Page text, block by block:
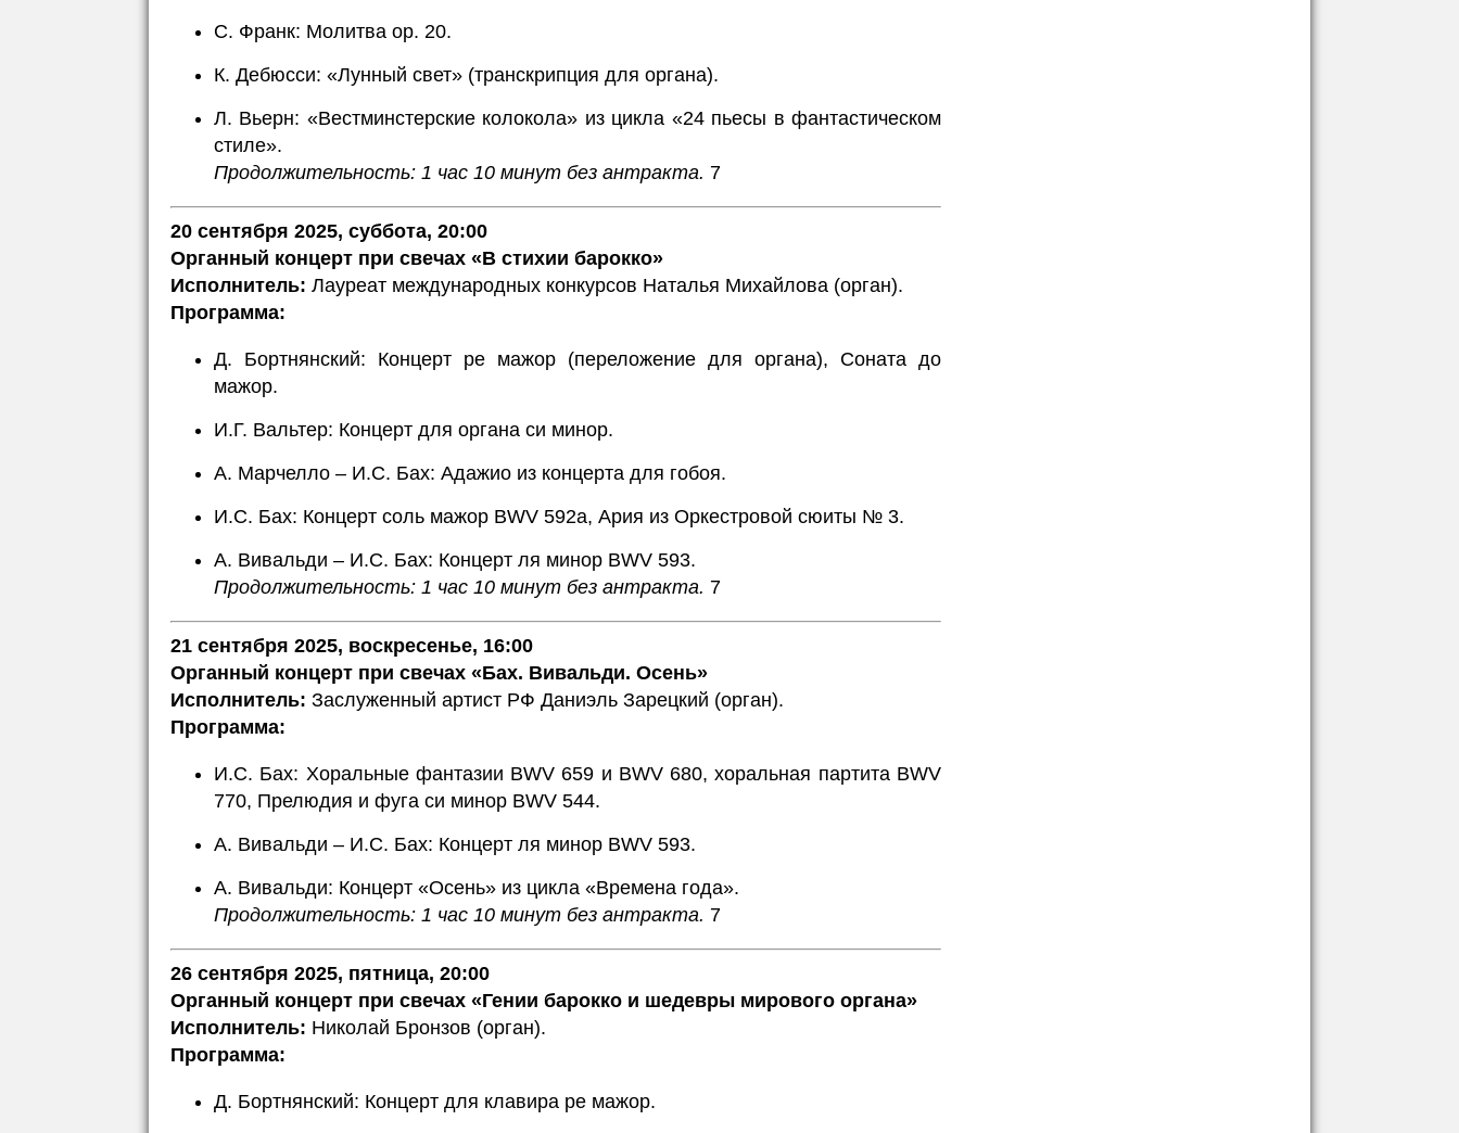
С. Франк: Молитва op. 20.
К. Дебюсси: «Лунный свет» (транскрипция для органа).
Л. Вьерн: «Вестминстерские колокола» из цикла «24 пьесы в фантастическом
стиле».
Продолжительность: 1 час 10 минут без антракта. 7
20 сентября 2025, суббота, 20:00
Органный концерт при свечах «В стихии барокко»
Исполнитель: Лауреат международных конкурсов Наталья Михайлова (орган).
Программа:
Д. Бортнянский: Концерт ре мажор (переложение для органа), Соната до
мажор.
И.Г. Вальтер: Концерт для органа си минор.
А. Марчелло – И.С. Бах: Адажио из концерта для гобоя.
И.С. Бах: Концерт соль мажор BWV 592a, Ария из Оркестровой сюиты № 3.
А. Вивальди – И.С. Бах: Концерт ля минор BWV 593.
Продолжительность: 1 час 10 минут без антракта. 7
21 сентября 2025, воскресенье, 16:00
Органный концерт при свечах «Бах. Вивальди. Осень»
Исполнитель: Заслуженный артист РФ Даниэль Зарецкий (орган).
Программа:
И.С. Бах: Хоральные фантазии BWV 659 и BWV 680, хоральная партита BWV
770, Прелюдия и фуга си минор BWV 544.
А. Вивальди – И.С. Бах: Концерт ля минор BWV 593.
А. Вивальди: Концерт «Осень» из цикла «Времена года».
Продолжительность: 1 час 10 минут без антракта. 7
26 сентября 2025, пятница, 20:00
Органный концерт при свечах «Гении барокко и шедевры мирового органа»
Исполнитель: Николай Бронзов (орган).
Программа:
Д. Бортнянский: Концерт для клавира ре мажор.